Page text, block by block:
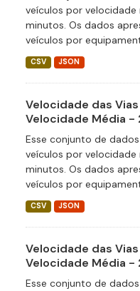
veículos por velocidade
minutos. Os dados
veículos por
CSV JSON
Velocidade das
Velocidade Média -
Esse conjunto de
veículos por velocidade
minutos. Os dados
veículos por
CSV JSON
Velocidade das
Velocidade Média -
Esse conjunto de